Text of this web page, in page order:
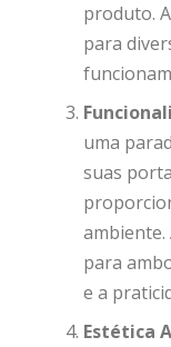
produto.
para
uma
suas
ambiente.
para
e a
Estética